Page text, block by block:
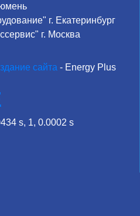
г. Екатеринбург
г. Москва
сайта - Energy Plus
s, 1, 0.0002 s